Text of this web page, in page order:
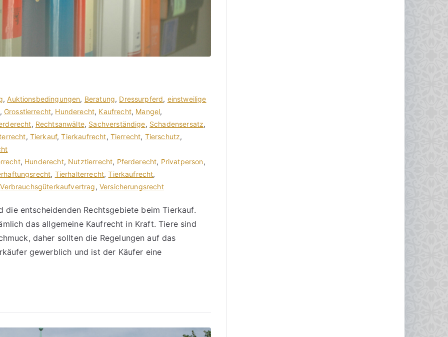
, Auktionsbedingungen, Beratung, Dressurpferd, einstweilige
, Grosstierrecht, Hunderecht, Kaufrecht, Mangel,
, Rechtsanwälte, Sachverständige, Schadensersatz,
, Tierkauf,Tierkaufrecht, Tierrecht, Tierschutz,
, Hunderecht, Nutztierrecht, Pferderecht, Privatperson,
, Tierhalterrecht,Tierkaufrecht,
Verbrauchsgüterkaufvertrag, Versicherungsrecht
entscheidenden Rechtsgebiete beim Tierkauf.
das allgemeine Kaufrecht in Kraft. Tiere sind
daher sollten die Regelungen auf das
gewerblich und ist der Käufer eine